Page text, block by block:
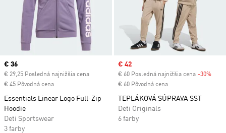
Current price
€ 36
€ 29,25 Posledná najnižšia cena
€ 45 Pôvodná cena
Essentials Linear Logo Full-Zip
Hoodie
Deti Sportswear
3 farby
Sale price
€ 42
€ 60 Posledná najnižšia cena -30%
€ 60 Pôvodná cena
TEPLÁKOVÁ SÚPRAVA SST
Deti Originals
6 farby